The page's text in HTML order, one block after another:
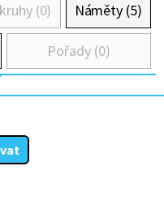
(0) Náměty (5)
Pořady (0)